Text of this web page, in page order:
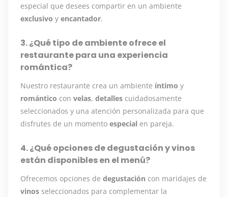
especial que desees compartir en un ambiente
exclusivo y encantador.
3. ¿Qué tipo de ambiente ofrece el
restaurante para una experiencia
romántica?
Nuestro restaurante crea un ambiente íntimo y
romántico con velas, detalles cuidadosamente
seleccionados y una atención personalizada para que
disfrutes de un momento especial en pareja.
4. ¿Qué opciones de degustación y vinos
están disponibles en el menú?
Ofrecemos opciones de degustación con maridajes de
vinos seleccionados para complementar la